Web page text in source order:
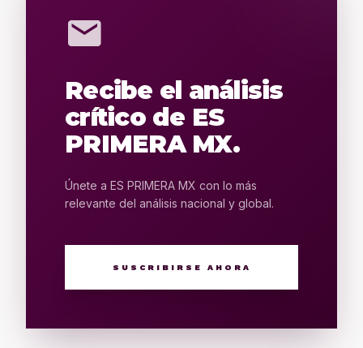
mail
Recibe el análisis
crítico de ES
PRIMERA MX.
Únete a ES PRIMERA MX con lo más
relevante del análisis nacional y global.
SUSCRIBIRSE AHORA